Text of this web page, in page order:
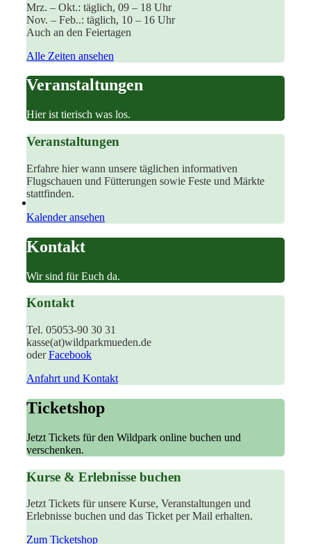
Mrz. – Okt.: täglich, 09 – 18 Uhr
Nov. – Feb..: täglich, 10 – 16 Uhr
Auch an den Feiertagen
Alle Zeiten ansehen
Veranstaltungen
Hier ist tierisch was los.
Veranstaltungen
Erfahre hier wann unsere täglichen informativen
Flugschauen und Fütterungen sowie Feste und Märkte
stattfinden.
Kalender ansehen
Kontakt
Wir sind für Euch da.
Kontakt
Tel. 05053-90 30 31
kasse(at)wildparkmueden.de
oderFacebook
Anfahrt und Kontakt
Ticketshop
Jetzt Tickets für den Wildpark online buchen und
verschenken.
Kurse & Erlebnisse buchen
Jetzt Tickets für unsere Kurse, Veranstaltungen und
Erlebnisse buchen und das Ticket per Mail erhalten.
Zum Ticketshop